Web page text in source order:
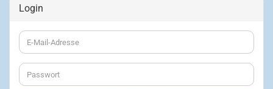
Login
E-
Mail-
Adresse
Passwort